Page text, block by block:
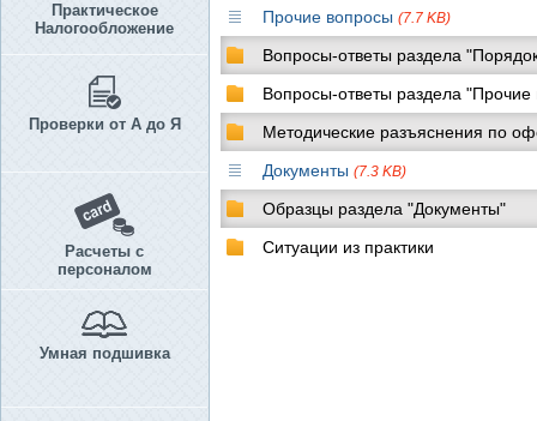
Практическое
Налогообложение
Проверки от А до Я
Расчеты с
персоналом
Умная подшивка
Прочие вопросы (7.7 KB)
Вопросы-ответы раздела
Вопросы-ответы раздела "Прочие
Методические разъяснения по
Документы (7.3 KB)
Образцы раздела "Документы"
Ситуации из практики